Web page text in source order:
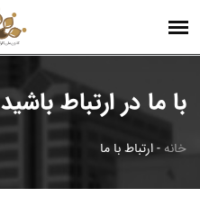
با ما در ارتباط باشید
خانه-ارتباط با ما